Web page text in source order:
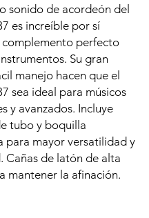
sonido de acordeón del
es increíble por sí
complemento perfecto
Su gran
manejo hacen que el
sea ideal para músicos
y avanzados. Incluye
tubo y boquilla
para mayor versatilidad y
Cañas de latón de alta
mantener la afinación.